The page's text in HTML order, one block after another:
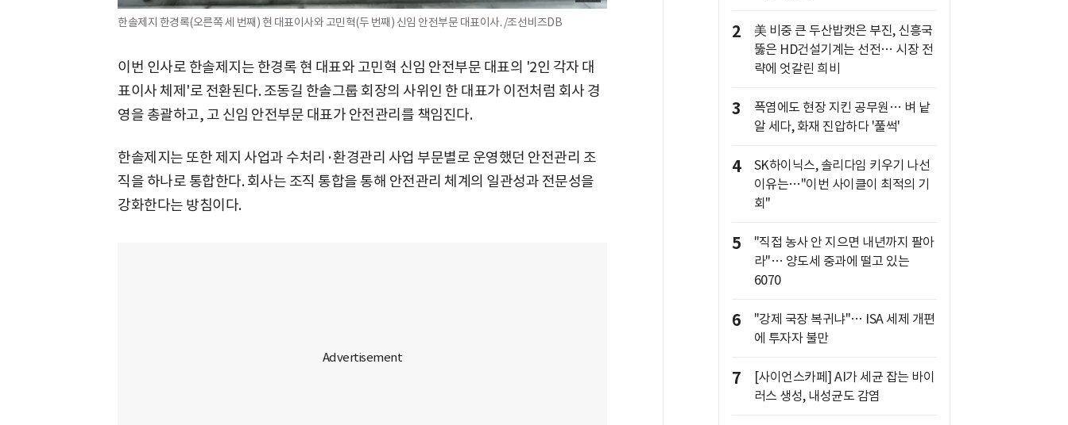
한솔제지 한경록(오른쪽 세 번째) 현 대표이사와 고민혁(두 번째) 신임 안전부문 대표이사. /조선비즈DB
이번 인사로 한솔제지는 한경록 현 대표와 고민혁 신임 안전부문 대표의 '2인 각자 대
표이사 체제'로 전환된다. 조동길 한솔그룹 회장의 사위인 한 대표가 이전처럼 회사 경
영을 총괄하고, 고 신임 안전부문 대표가 안전관리를 책임진다.
한솔제지는 또한 제지 사업과 수처리·환경관리 사업 부문별로 운영했던 안전관리 조
직을 하나로 통합한다. 회사는 조직 통합을 통해 안전관리 체계의 일관성과 전문성을
강화한다는 방침이다.
2
美 비중 큰 두산밥캣은 부진, 신흥국
뚫은 HD건설기계는 선전… 시장 전
략에 엇갈린 희비
3
폭염에도 현장 지킨 공무원… 벼 낱
알 세다, 화재 진압하다 '풀썩'
4
SK하이닉스, 솔리다임 키우기 나선
이유는…"이번 사이클이 최적의 기
회"
5
"직접 농사 안 지으면 내년까지 팔아
라"… 양도세 중과에 떨고 있는
6070
6
"강제 국장 복귀냐"… ISA 세제 개편
에 투자자 불만
7
[사이언스카페] AI가 세균 잡는 바이
러스 생성, 내성균도 감염